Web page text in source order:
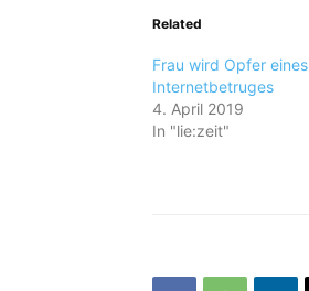
Related
Frau wird Opfer eines
Internetbetruges
4. April 2019
In "lie:zeit"